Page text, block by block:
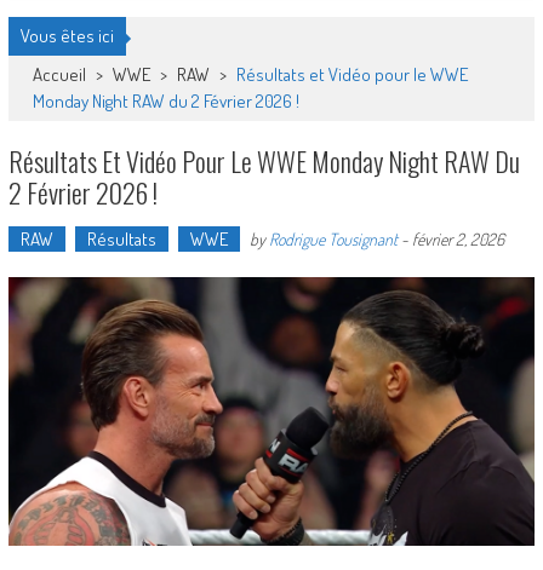
Vous êtes ici
Accueil > WWE > RAW > Résultats et Vidéo pour le WWE
Monday Night RAW du 2 Février 2026 !
Résultats Et Vidéo Pour Le WWE Monday Night RAW Du
2 Février 2026 !
RAW Résultats WWE byRodrigue Tousignant- février 2, 2026